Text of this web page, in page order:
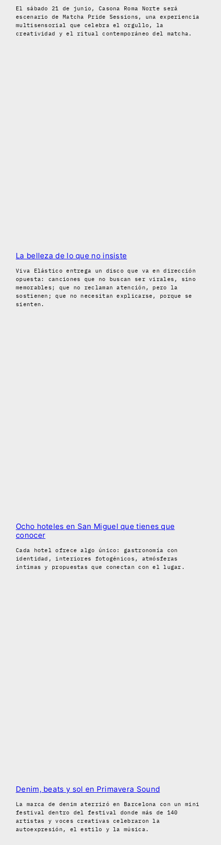
El sábado 21 de junio, Casona Roma Norte será
escenario de Matcha Pride Sessions, una experiencia
multisensorial que celebra el orgullo, la
creatividad y el ritual contemporáneo del matcha.
La belleza de lo que no insiste
Viva Elástico entrega un disco que va en dirección
opuesta: canciones que no buscan ser virales, sino
memorables; que no reclaman atención, pero la
sostienen; que no necesitan explicarse, porque se
sienten.
Ocho hoteles en San Miguel que tienes que
conocer
Cada hotel ofrece algo único: gastronomía con
identidad, interiores fotogénicos, atmósferas
íntimas y propuestas que conectan con el lugar.
Denim, beats y sol en Primavera Sound
La marca de denim aterrizó en Barcelona con un mini
festival dentro del festival donde más de 140
artistas y voces creativas celebraron la
autoexpresión, el estilo y la música.